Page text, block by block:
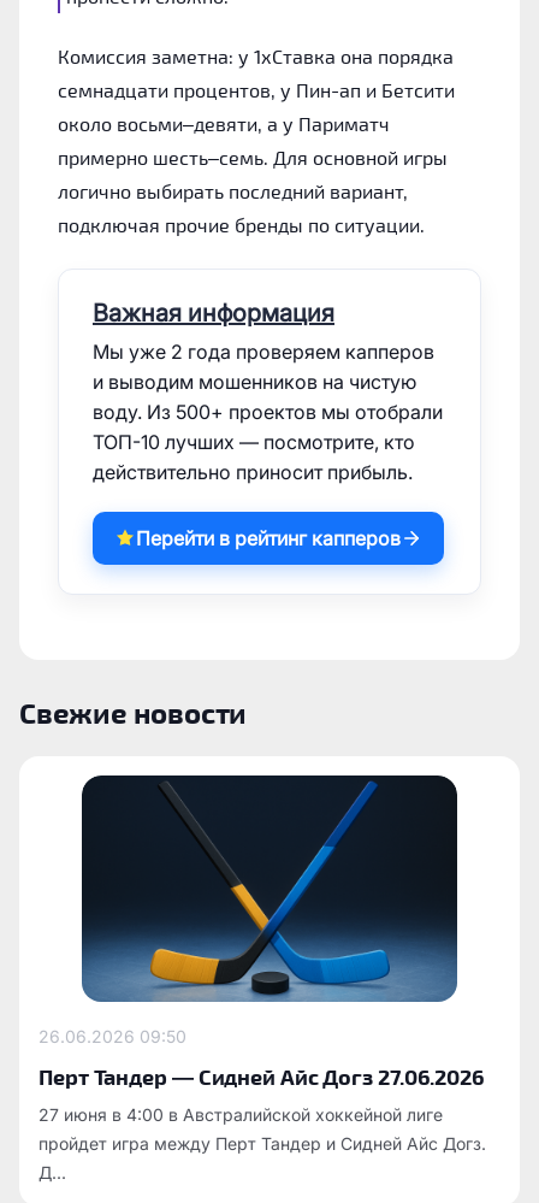
Комиссия заметна: у 1хСтавка она порядка
семнадцати процентов, у Пин-ап и Бетсити
около восьми–девяти, а у Париматч
примерно шесть–семь. Для основной игры
логично выбирать последний вариант,
подключая прочие бренды по ситуации.
Важная информация
Мы уже 2 года проверяем капперов
и выводим мошенников на чистую
воду. Из 500+ проектов мы отобрали
ТОП-10 лучших — посмотрите, кто
действительно приносит прибыль.
Перейти в рейтинг капперов
Свежие новости
26.06.2026 09:50
Перт Тандер — Сидней Айс Догз 27.06.2026
27 июня в 4:00 в Австралийской хоккейной лиге
пройдет игра между Перт Тандер и Сидней Айс Догз.
Д...